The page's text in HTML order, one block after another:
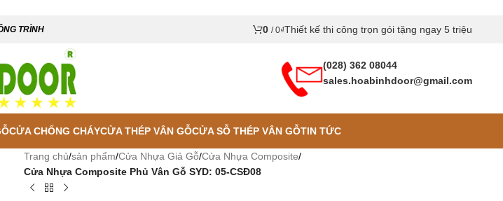
TRÌNH 0 / 0₫Thiết kế thi công trọn gói tặng ngay 5 triệu
(028) 362 08044
sales.hoabinhdoor@gmail.com
CỬA CHỐNG CHÁYCỬA THÉP VÂN GỖCỬA SỖ THÉP VÂN GỖTIN TỨC
Trang chủ/sản phẩm/Cửa Nhựa Giả Gỗ/Cửa Nhựa Composite/
Cửa Nhựa Composite Phủ Vân Gỗ SYD: 05-CSĐ08